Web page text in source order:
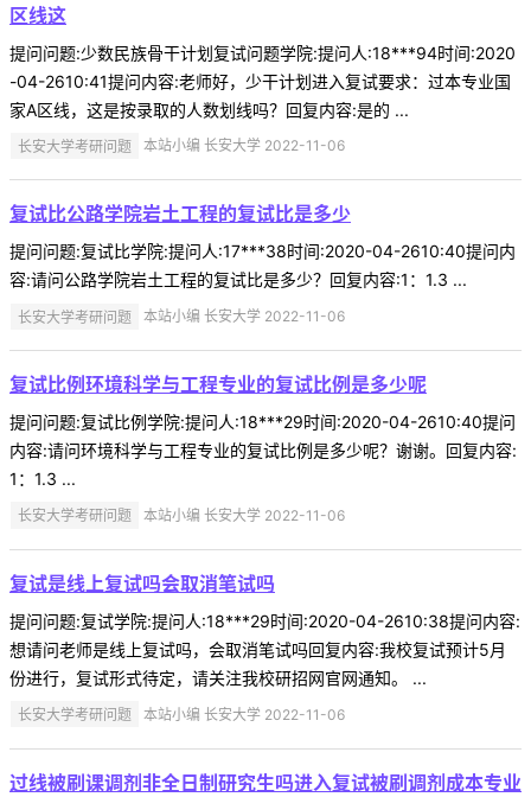
区线这
提问问题:少数民族骨干计划复试问题学院:提问人:18***94时间:2020
-04-2610:41提问内容:老师好，少干计划进入复试要求：过本专业国
家A区线，这是按录取的人数划线吗？回复内容:是的 ...
长安大学考研问题 本站小编 长安大学 2022-11-06
复试比公路学院岩土工程的复试比是多少
提问问题:复试比学院:提问人:17***38时间:2020-04-2610:40提问内
容:请问公路学院岩土工程的复试比是多少？回复内容:1：1.3 ...
长安大学考研问题 本站小编 长安大学 2022-11-06
复试比例环境科学与工程专业的复试比例是多少呢
提问问题:复试比例学院:提问人:18***29时间:2020-04-2610:40提问
内容:请问环境科学与工程专业的复试比例是多少呢？谢谢。回复内容:
1：1.3 ...
长安大学考研问题 本站小编 长安大学 2022-11-06
复试是线上复试吗会取消笔试吗
提问问题:复试学院:提问人:18***29时间:2020-04-2610:38提问内容:
想请问老师是线上复试吗，会取消笔试吗回复内容:我校复试预计5月
份进行，复试形式待定，请关注我校研招网官网通知。 ...
长安大学考研问题 本站小编 长安大学 2022-11-06
过线被刷课调剂非全日制研究生吗进入复试被刷调剂成本专业